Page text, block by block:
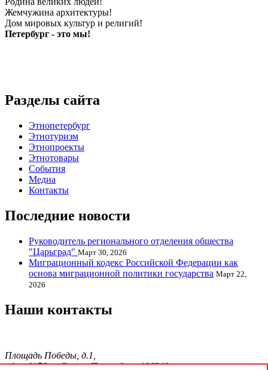
Жемчужина архитектуры!
Дом мировых культур и религий!
Петербург - это мы!
Разделы сайта
Этнопетербург
Этнотуризм
Этнопроекты
Этнотовары
События
Медиа
Контакты
Последние новости
Руководитель регионального отделения общества
"Царьград" Март 30, 2026
Миграционный кодекс Российской Федерации как
основа миграционной политики государства Март 22,
2026
Наши контакты
Площадь Победы, д.1,
офис 0176, г. Санкт-Петербург, 196240